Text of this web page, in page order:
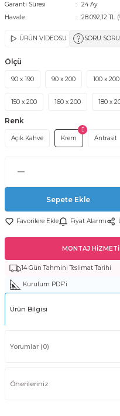
Modelleri
Garanti Süresi
24 Ay
Havale
28.092,12 TL
ÜRÜN VİDEOSU SORU
Ölçü
90 x 190 90 x 200 100 x 200
150 x 200 160 x 200 180 x
Renk
Açık Kahve Krem Antrasit
Sepete Ekle
Fiyat Alarmı
MONTAJ
14 Gün Tahmini Teslimat Tarihi
Kurulum PDF'i
Ürün Bilgisi
Yorumlar (0)
Önerileriniz